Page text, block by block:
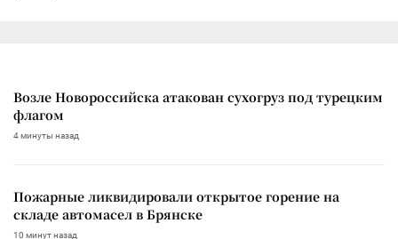
Возле Новороссийска атакован сухогруз под турецким
флагом
4 минуты назад
Пожарные ликвидировали открытое горение на
складе автомасел в Брянске
10 минут назад